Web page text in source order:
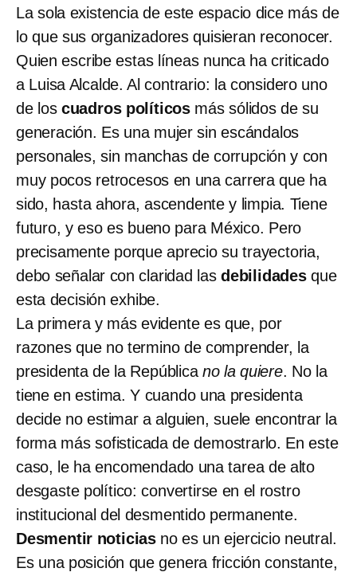
La sola existencia de este espacio dice más de
lo que sus organizadores quisieran reconocer.
Quien escribe estas líneas nunca ha criticado
a Luisa Alcalde. Al contrario: la considero uno
de los cuadros políticos más sólidos de su
generación. Es una mujer sin escándalos
personales, sin manchas de corrupción y con
muy pocos retrocesos en una carrera que ha
sido, hasta ahora, ascendente y limpia. Tiene
futuro, y eso es bueno para México. Pero
precisamente porque aprecio su trayectoria,
debo señalar con claridad lasdebilidadesque
esta decisión exhibe.
La primera y más evidente es que, por
razones que no termino de comprender, la
presidenta de la Repúblicano la quiere. No la
tiene en estima. Y cuando una presidenta
decide no estimar a alguien, suele encontrar la
forma más sofisticada de demostrarlo. En este
caso, le ha encomendado una tarea de alto
desgaste político: convertirse en el rostro
institucional del desmentido permanente.
Desmentir noticias no es un ejercicio neutral.
Es una posición que genera fricción constante,